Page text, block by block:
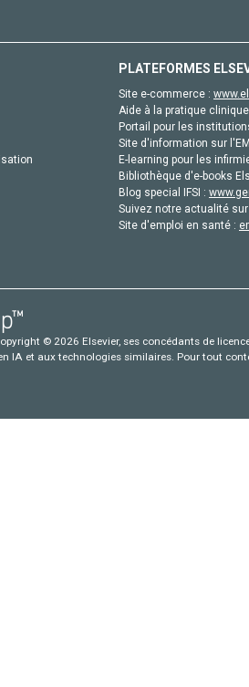
PLATEFORMES
Site e-commerce :
Aide à la pratique
Portail pour les
Site d'information sur
E-learning pour les
Bibliothèque d'e-books
Blog special IFSI :
Suivez notre actualité
Site d'emploi en santé :
© 2026 Elsevier, ses concédants de
IA et aux technologies similaires. Pour tout